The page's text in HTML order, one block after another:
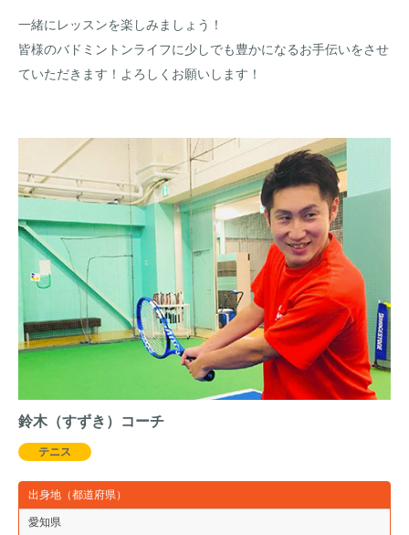
一緒にレッスンを楽しみましょう！
皆様のバドミントンライフに少しでも豊かになるお手伝いをさせ
ていただきます！よろしくお願いします！
鈴木（すずき）コーチ
テニス
出身地（都道府県）
愛知県